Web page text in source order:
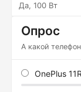
Да, 100 Вт
Опрос
А какой
OnePlus 11R